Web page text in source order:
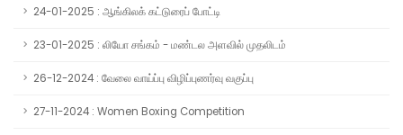
24-01-2025 : ஆங்கிலக் கட்டுரைப் போட்டி
23-01-2025 : லியோ சங்கம் - மண்டல அளவில் முதலிடம்
26-12-2024 : வேலை வாய்ப்பு விழிப்புணர்வு வகுப்பு
27-11-2024 : Women Boxing Competition